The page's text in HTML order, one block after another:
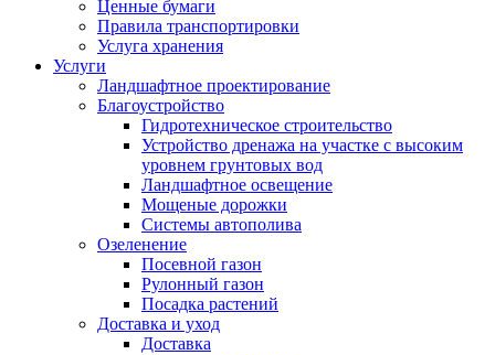
Ценные бумаги
Правила транспортировки
Услуга хранения
Услуги
Ландшафтное проектирование
Благоустройство
Гидротехническое строительство
Устройство дренажа на участке с высоким
уровнем грунтовых вод
Ландшафтное освещение
Мощеные дорожки
Системы автополива
Озеленение
Посевной газон
Рулонный газон
Посадка растений
Доставка и уход
Доставка